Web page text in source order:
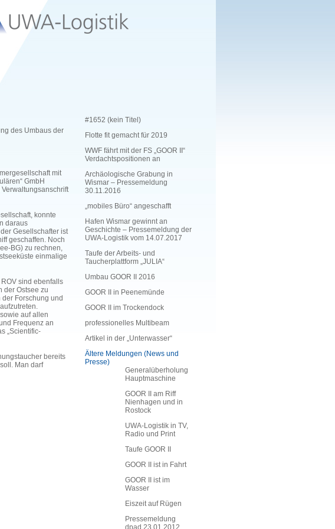
#1652 (kein Titel)
Flotte fit gemacht für 2019
WWF fährt mit der FS „GOOR II“
Verdachtspositionen an
Archäologische Grabung in
Wismar – Pressemeldung
30.11.2016
„mobiles Büro“ angeschafft
Hafen Wismar gewinnt an
Geschichte – Pressemeldung der
UWA-Logistik vom 14.07.2017
Taufe der Arbeits- und
Taucherplattform „JULIA“
Umbau GOOR II 2016
GOOR II in Peenemünde
GOOR II im Trockendock
professionelles Multibeam
Artikel in der „Unterwasser“
Ältere Meldungen (News und
Presse)
Generalüberholung
Hauptmaschine
GOOR II am Riff
Nienhagen und in
Rostock
UWA-Logistik in TV,
Radio und Print
Taufe GOOR II
GOOR II ist in Fahrt
GOOR II ist im
Wasser
Eiszeit auf Rügen
Pressemeldung
dpad 23.01.2012
des Umbaus der
mit
GmbH
konnte
daraus
Gesellschafter ist
geschaffen. Noch
BG) zu rechnen,
einmalige
sind ebenfalls
der Ostsee zu
Forschung und
auf allen
Frequenz an
„Scientific-
bereits
Man darf